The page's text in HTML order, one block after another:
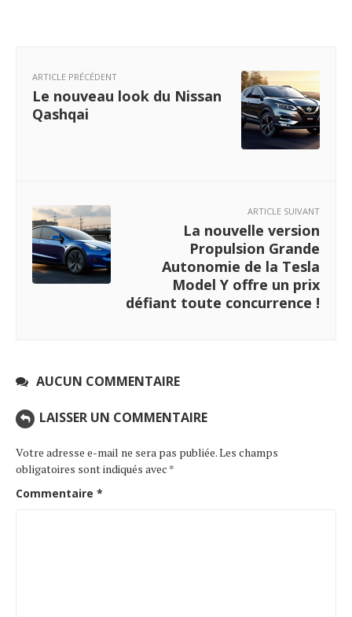
ARTICLE PRÉCÉDENT
Le nouveau look du Nissan
Qashqai
ARTICLE SUIVANT
La nouvelle version
Propulsion Grande
Autonomie de la Tesla
Model Y offre un prix
défiant toute concurrence !
AUCUN COMMENTAIRE
LAISSER UN COMMENTAIRE
Votre adresse e-mail ne sera pas publiée.Les champs
obligatoires sont indiqués avec *
Commentaire *